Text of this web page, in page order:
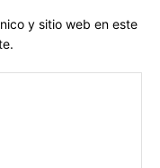
y sitio web en este